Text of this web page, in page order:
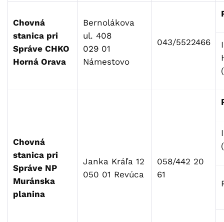
Chovná
stanica pri
Správe CHKO
Horná Orava
Bernolákova
ul. 408
029 01
Námestovo
043/5522466
Chovná
stanica pri
Správe NP
Muránska
planina
Janka Kráľa 12
050 01 Revúca
058/442 20
61